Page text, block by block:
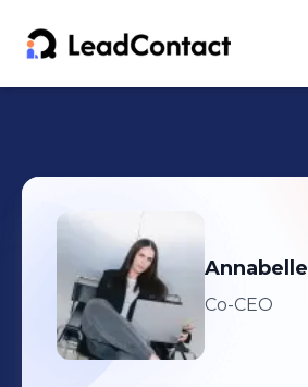
Annabelle
Co-CEO